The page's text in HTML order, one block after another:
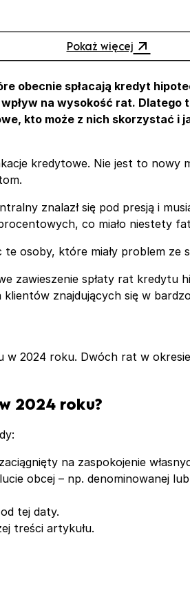
Pokaż więcej
obecnie spłacają kredyt
na wysokość rat.
kto może z nich skorzystać
kredytowe. Nie jest to nowy
znalazł się pod presją i
co miało niestety
osoby, które miały problem
zawieszenie spłaty rat
klientów znajdujących się w
2024 roku. Dwóch rat w
2024 roku?
na zaspokojenie
obcej – np. denominowanej
tej daty.
treści artykułu.